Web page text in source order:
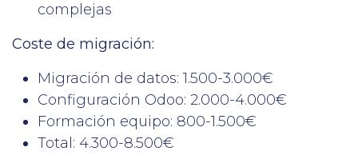
complejas
Coste de migración:
Migración de datos: 1.500-3.000€
Configuración Odoo: 2.000-4.000€
Formación equipo: 800-1.500€
Total: 4.300-8.500€